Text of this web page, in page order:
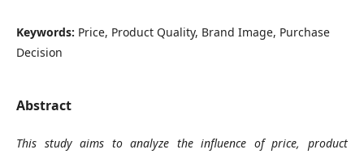
Keywords: Price, Product Quality, Brand Image, Purchase
Decision
Abstract
This study aims to analyze the influence of price, product